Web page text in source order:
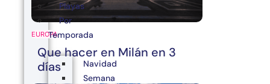
EUROPA
Que hacer en Milán en 3
días
Playas
Por
Temporada
Navidad
Semana